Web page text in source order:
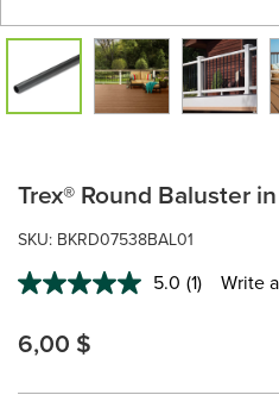
Trex® Round Baluster
SKU: BKRD07538BAL01
5.0 Read
link.
(1) Write
6,00 $